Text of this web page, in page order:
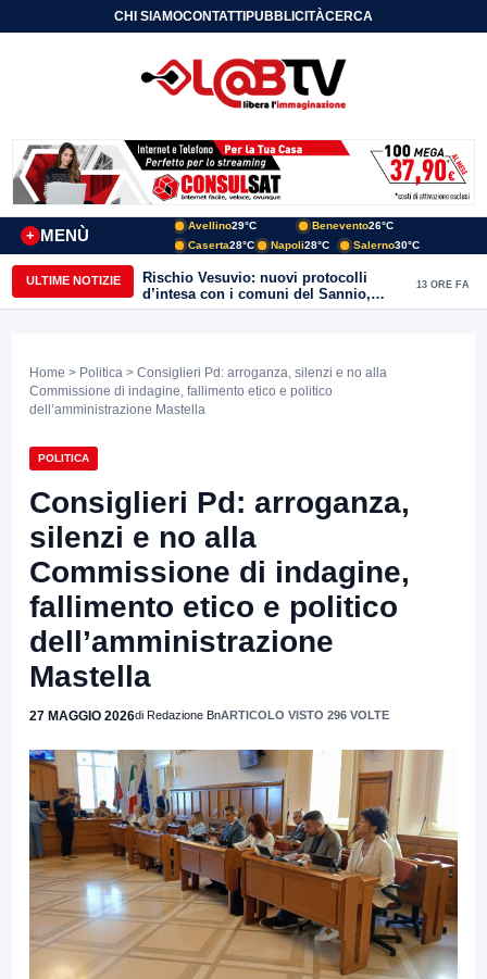
CHI SIAMOCONTATTIPUBBLICITÀCERCA
MENÙ
+
Avellino29°C Benevento26°C
Caserta28°C Napoli28°C Salerno30°C
ULTIME NOTIZIE
Rischio Vesuvio: nuovi protocolli
d’intesa con i comuni del Sannio,
firmato il protocollo con Arpaise
13 ORE FA
Home > Politica > Consiglieri Pd: arroganza, silenzi e no alla
Commissione di indagine, fallimento etico e politico
dell’amministrazione Mastella
POLITICA
Consiglieri Pd: arroganza,
silenzi e no alla
Commissione di indagine,
fallimento etico e politico
dell’amministrazione
Mastella
27 MAGGIO 2026di Redazione BnARTICOLO VISTO 296 VOLTE